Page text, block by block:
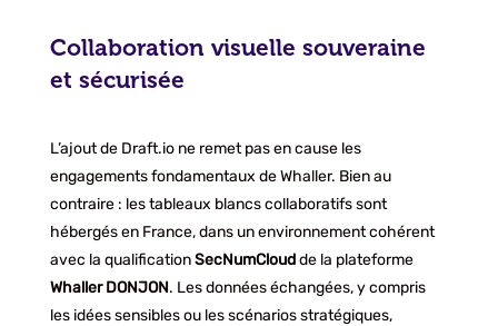
Collaboration visuelle souveraine
et sécurisée
L’ajout de Draft.io ne remet pas en cause les
engagements fondamentaux de Whaller. Bien au
contraire : les tableaux blancs collaboratifs sont
hébergés en France, dans un environnement cohérent
avec la qualificationSecNumCloudde la plateforme
Whaller DONJON. Les données échangées, y compris
les idées sensibles ou les scénarios stratégiques,